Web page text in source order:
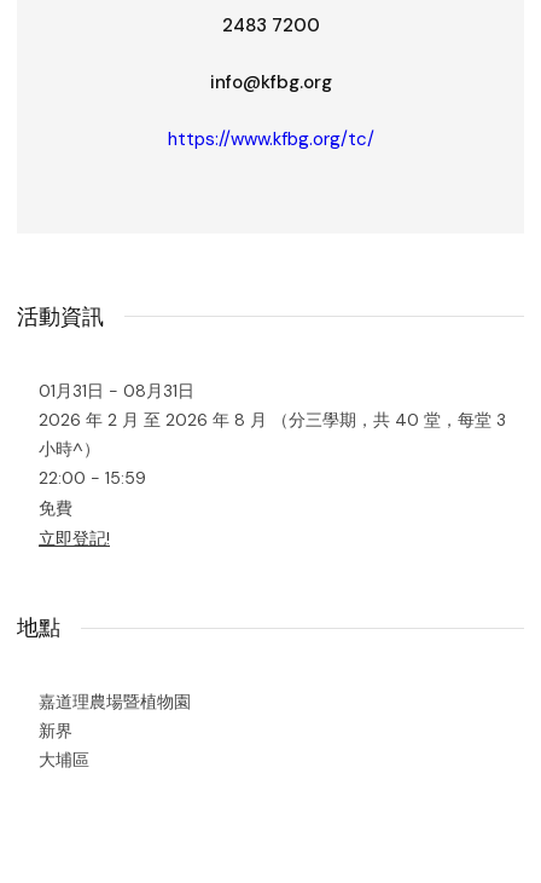
2483 7200
info@kfbg.org
https://www.kfbg.org/tc/
活動資訊
01月31日 - 08月31日
2026 年 2 月 至 2026 年 8 月 （分三學期，共 40 堂，每堂 3
小時^）
22:00 - 15:59
免費
立即登記!
地點
嘉道理農場暨植物園
新界
大埔區